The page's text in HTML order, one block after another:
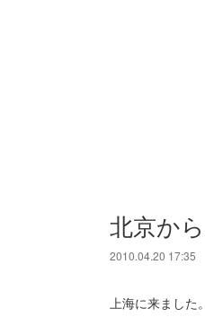
北京か
2010.04.20 17:35
上海に来ました。